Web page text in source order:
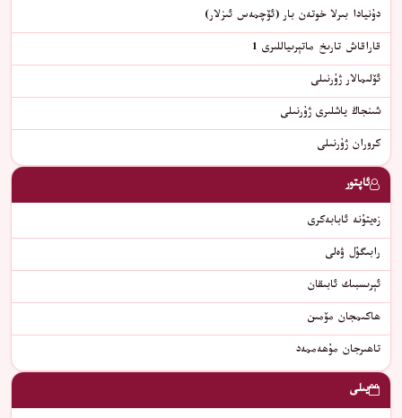
دۇنيادا بىرلا خوتەن بار (ئۆچمەس ئىزلار)
قاراقاش تارىخ ماتېرىياللىرى 1
ئۆلىمالار ژۇرنىلى
شىنجاڭ ياشلىرى ژۇرنىلى
كروران ژۇرنىلى
ئاپتور
زەيتۇنە ئابابەكرى
رابىگۇل ۋەلى
ئېرىسبىك ئابىقان
ھاكىمجان مۆمىن
تاھىرجان مۇھەممەد
يىلى